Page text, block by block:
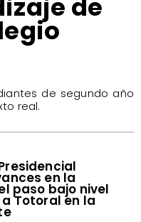
en la
paso bajo nivel
Totoral en la
de
de segundo año
real.